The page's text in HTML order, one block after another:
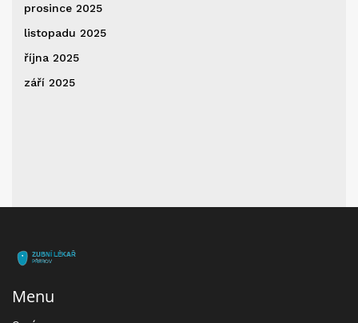
prosince 2025
listopadu 2025
října 2025
září 2025
Menu